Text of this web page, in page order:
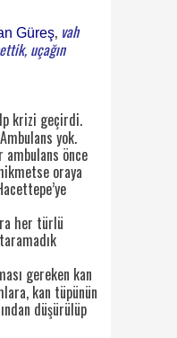
Güreş, vah
uçağın
krizi geçirdi.
yok.
önce
oraya
her türlü
gereken kan
kan tüpünün
düşürülüp